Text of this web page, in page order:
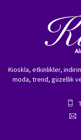
Kioskla, etkinlikler,
moda, trend, güzellik